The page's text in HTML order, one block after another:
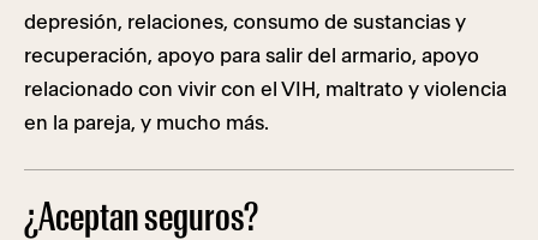
depresión, relaciones, consumo de sustancias y
recuperación, apoyo para salir del armario, apoyo
relacionado con vivir con el VIH, maltrato y violencia
en la pareja, y mucho más.
¿Aceptan seguros?